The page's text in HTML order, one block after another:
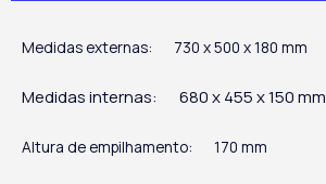
Medidas externas: 730 x 500 x 180 mm
Medidas internas: 680 x 455 x 150 mm
Altura de empilhamento: 170 mm